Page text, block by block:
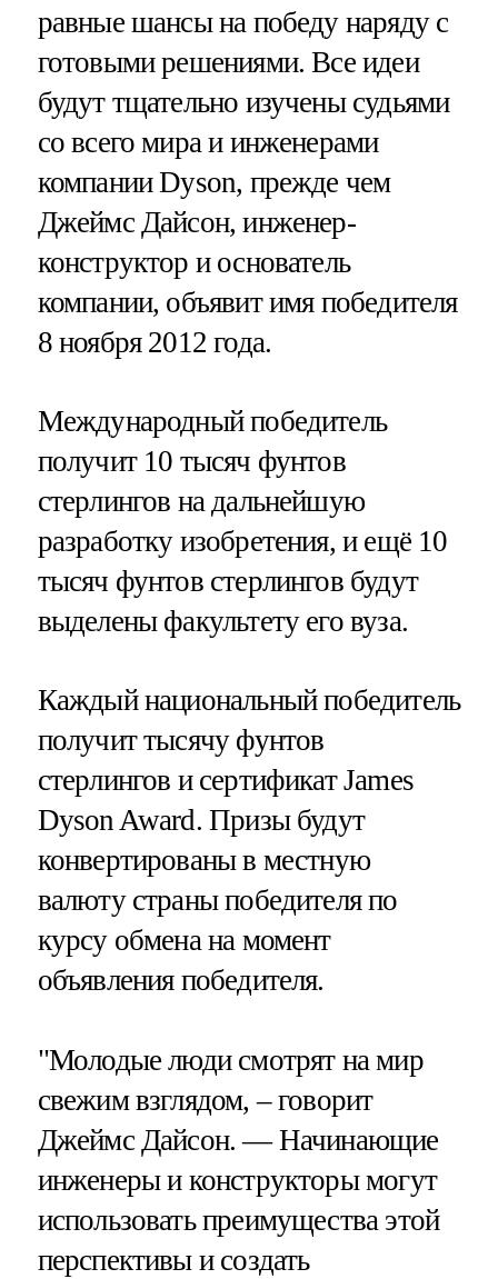
равные шансы на победу наряду с
готовыми решениями. Все идеи
будут тщательно изучены судьями
со всего мира и инженерами
компании Dyson, прежде чем
Джеймс Дайсон, инженер-
конструктор и основатель
компании, объявит имя победителя
8 ноября 2012 года.
Международный победитель
получит 10 тысяч фунтов
стерлингов на дальнейшую
разработку изобретения, и ещё 10
тысяч фунтов стерлингов будут
выделены факультету его вуза.
Каждый национальный победитель
получит тысячу фунтов
стерлингов и сертификат James
Dyson Award. Призы будут
конвертированы в местную
валюту страны победителя по
курсу обмена на момент
объявления победителя.
"Молодые люди смотрят на мир
свежим взглядом, – говорит
Джеймс Дайсон. — Начинающие
инженеры и конструкторы могут
использовать преимущества этой
перспективы и создать